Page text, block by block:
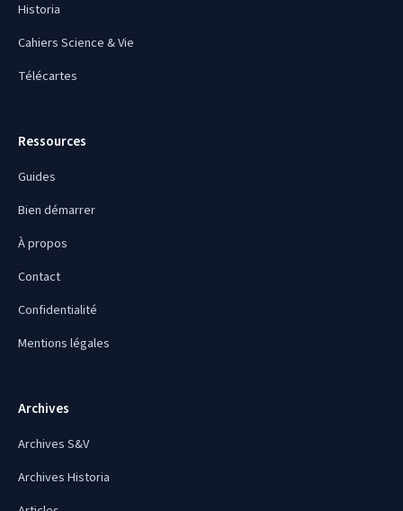
Historia
Cahiers Science & Vie
Télécartes
Ressources
Guides
Bien démarrer
À propos
Contact
Confidentialité
Mentions légales
Archives
Archives S&V
Archives Historia